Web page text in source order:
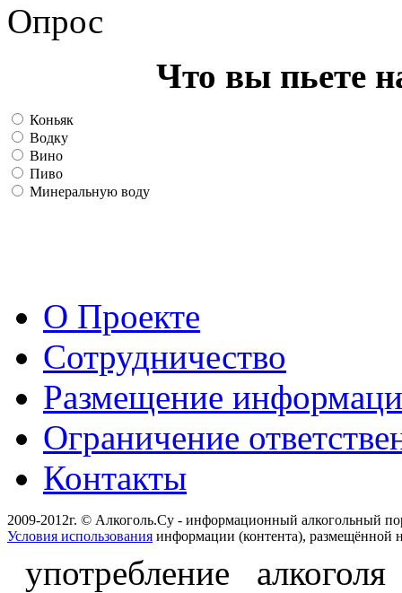
Опрос
Что вы пьете
Коньяк
Водку
Вино
Пиво
Минеральную воду
О Проекте
Сотрудничество
Размещение
Ограничение
Контакты
2009-2012г. © Алкоголь.Су - информационный алкогольный
Условия использования информации (контента), размещённой
употребление